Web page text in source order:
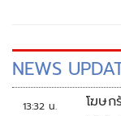
NEWS
13:32 น.
โฆษก